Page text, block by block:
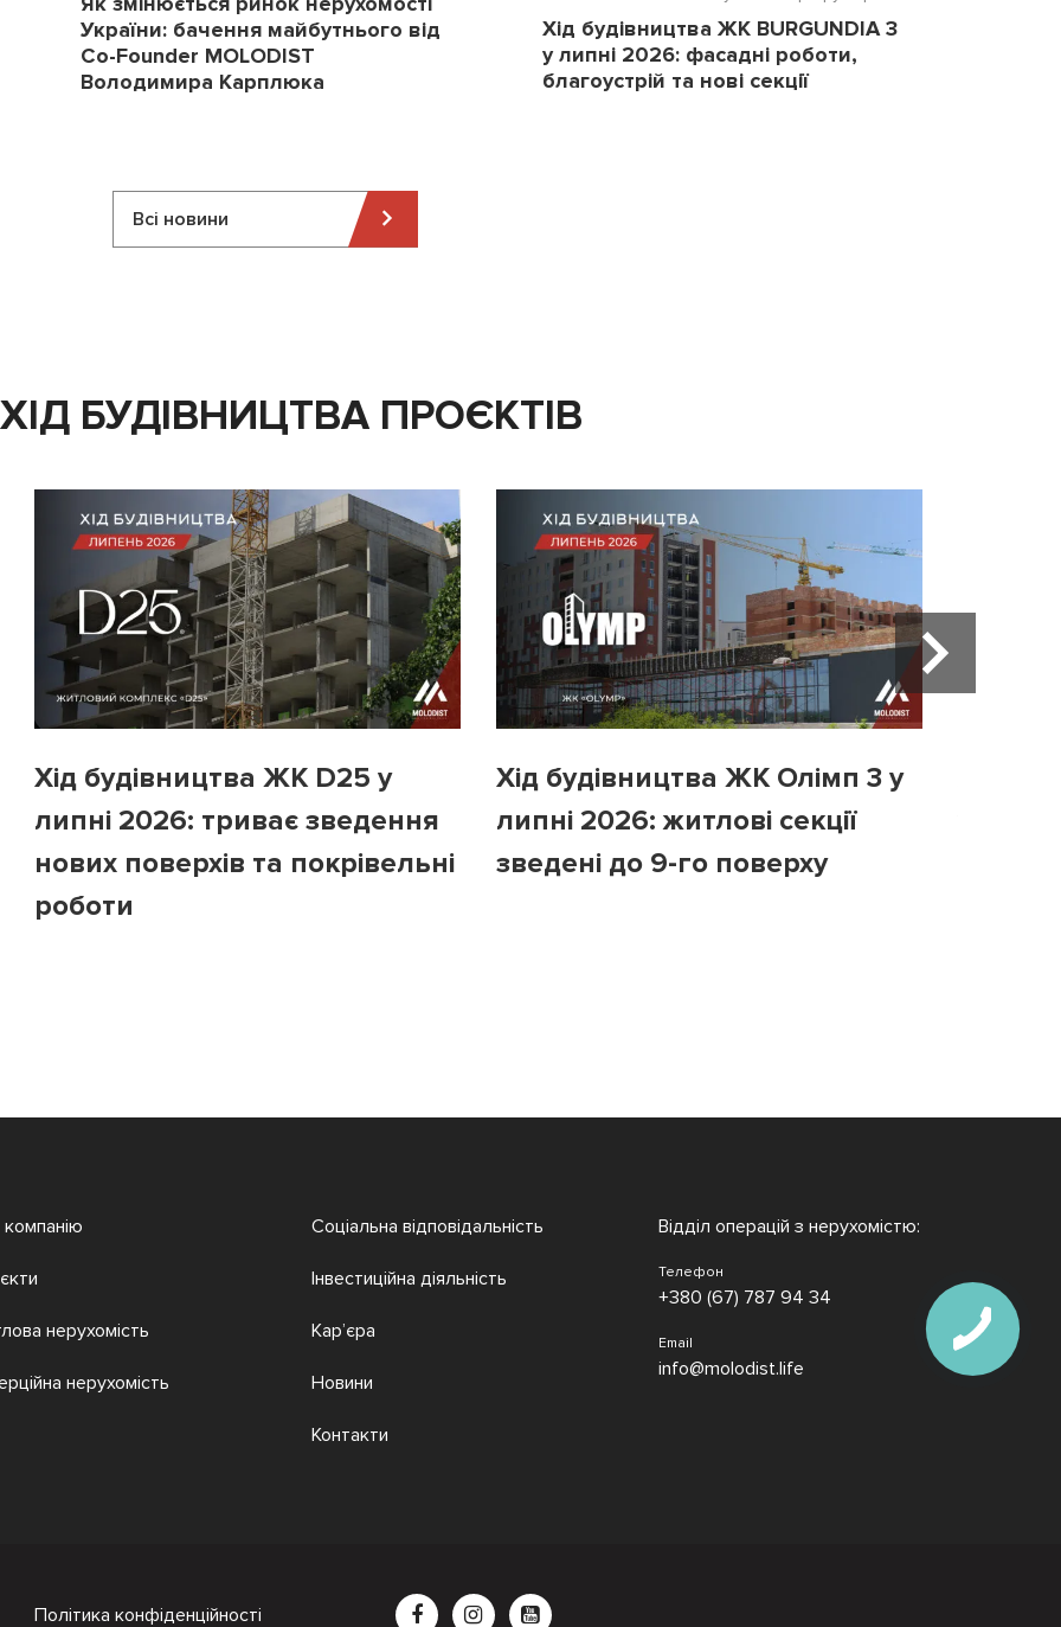
України: бачення майбутнього від
Co-Founder MOLODIST
Володимира Карплюка
Хід будівництва ЖК BURGUNDIA 3
у липні 2026: фасадні роботи,
благоустрій та нові секції
Всі новини
ХІД БУДІВНИЦТВА ПРОЄКТІВ
Хід будівництва ЖК D25 у
липні 2026: триває зведення
нових поверхів та покрівельні
роботи
Хід будівництва ЖК Олімп 3 у
липні 2026: житлові секції
зведені до 9-го поверху
нерухомість
нерухомість
Соціальна відповідальність
Інвестиційна діяльність
Кар’єра
Новини
Контакти
Відділ операцій з нерухомістю:
Телефон
+380 (67) 787 94 34
Email
info@molodist.life
Політика конфіденційності